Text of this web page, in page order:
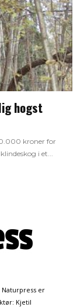
hogst
kroner for
i et...
Naturpress er
Kjetil